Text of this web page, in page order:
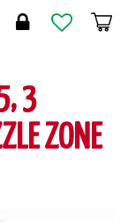
3
ZONE